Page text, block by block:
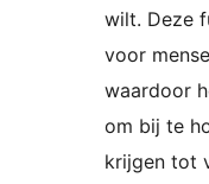
wilt. Deze
voor
waardoor
om bij te
krijgen tot